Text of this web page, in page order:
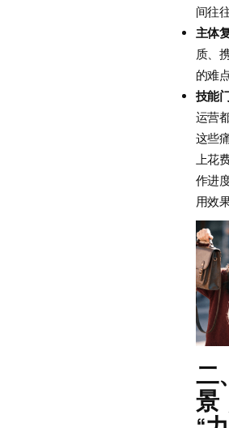
间往
主体
质、
的难
技能
运营
这些
上花
作进
用效
二
景